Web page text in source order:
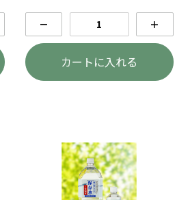
－ ＋
カートに入れる